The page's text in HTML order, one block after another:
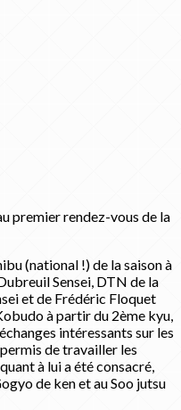
premier rendez-vous de la
(national !) de la saison à
Sensei, DTN de la
et de Frédéric Floquet
à partir du 2ème kyu,
intéressants sur les
de travailler les
à lui a été consacré,
de ken et au Soo jutsu